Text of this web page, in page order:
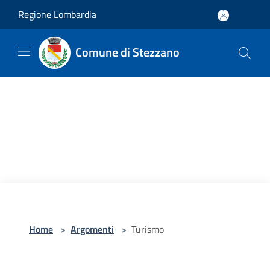
Regione Lombardia
Comune di Stezzano
Home > Argomenti > Turismo